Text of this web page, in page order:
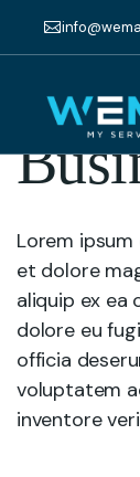
November
Lorem
et dolore
aliquip ex ea
dolore eu
officia
voluptatem
inventore